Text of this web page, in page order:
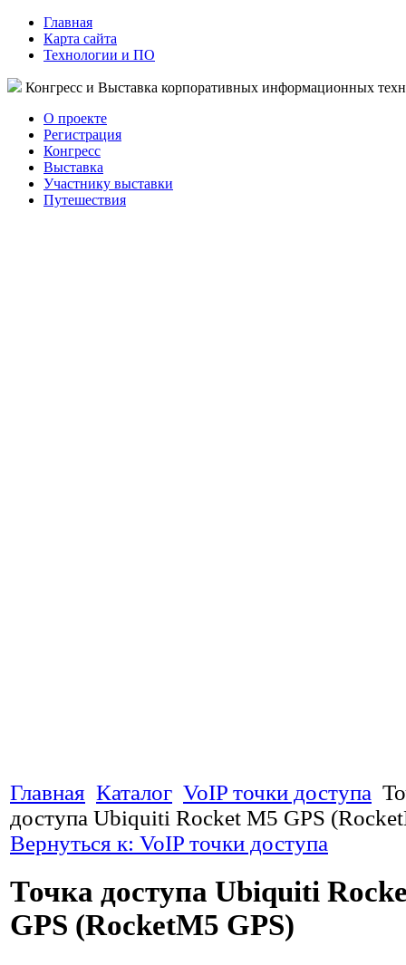
Главная
Карта сайта
Технологии и ПО
Конгресс и Выставка корпоративных информационных
О проекте
Регистрация
Конгресс
Выставка
Участнику выставки
Путешествия
Главная Каталог VoIP точки доступа
доступа Ubiquiti Rocket M5 GPS
Вернуться к: VoIP точки доступа
Точка доступа Ubiquiti
GPS (RocketM5 GPS)